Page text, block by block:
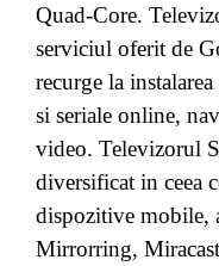
Quad-Core.
serviciul oferit de
recurge la
si seriale online,
video. Televizorul
diversificat in ceea
dispozitive mobile,
Mirrorring,